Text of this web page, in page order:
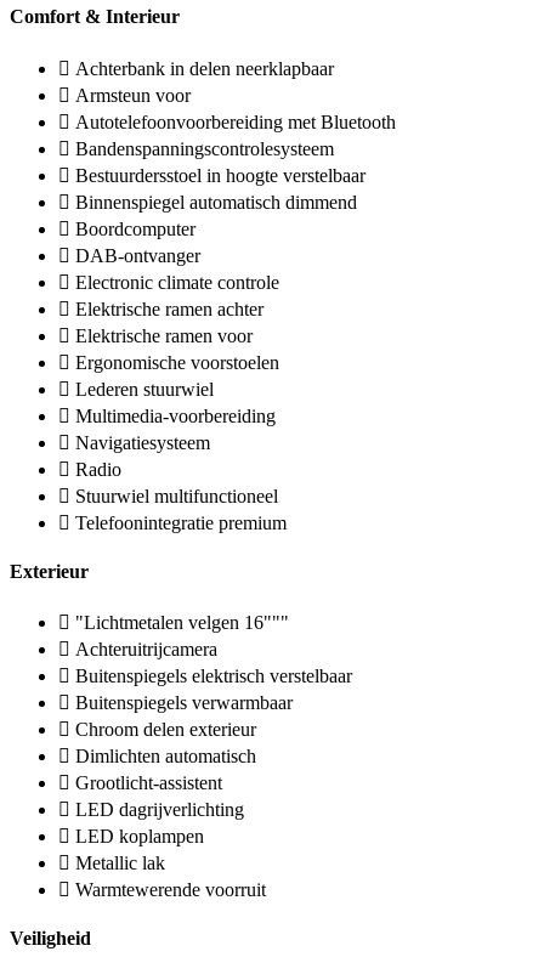
Comfort & Interieur
Achterbank in delen neerklapbaar
Armsteun voor
Autotelefoonvoorbereiding met Bluetooth
Bandenspanningscontrolesysteem
Bestuurdersstoel in hoogte verstelbaar
Binnenspiegel automatisch dimmend
Boordcomputer
DAB-ontvanger
Electronic climate controle
Elektrische ramen achter
Elektrische ramen voor
Ergonomische voorstoelen
Lederen stuurwiel
Multimedia-voorbereiding
Navigatiesysteem
Radio
Stuurwiel multifunctioneel
Telefoonintegratie premium
Exterieur
"Lichtmetalen velgen 16"""
Achteruitrijcamera
Buitenspiegels elektrisch verstelbaar
Buitenspiegels verwarmbaar
Chroom delen exterieur
Dimlichten automatisch
Grootlicht-assistent
LED dagrijverlichting
LED koplampen
Metallic lak
Warmtewerende voorruit
Veiligheid